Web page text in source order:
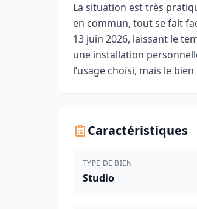
La situation est très
en commun, tout se fait
13 juin 2026, laissant le
une installation
l’usage choisi, mais le
Caractéristiques
TYPE DE BIEN
Studio